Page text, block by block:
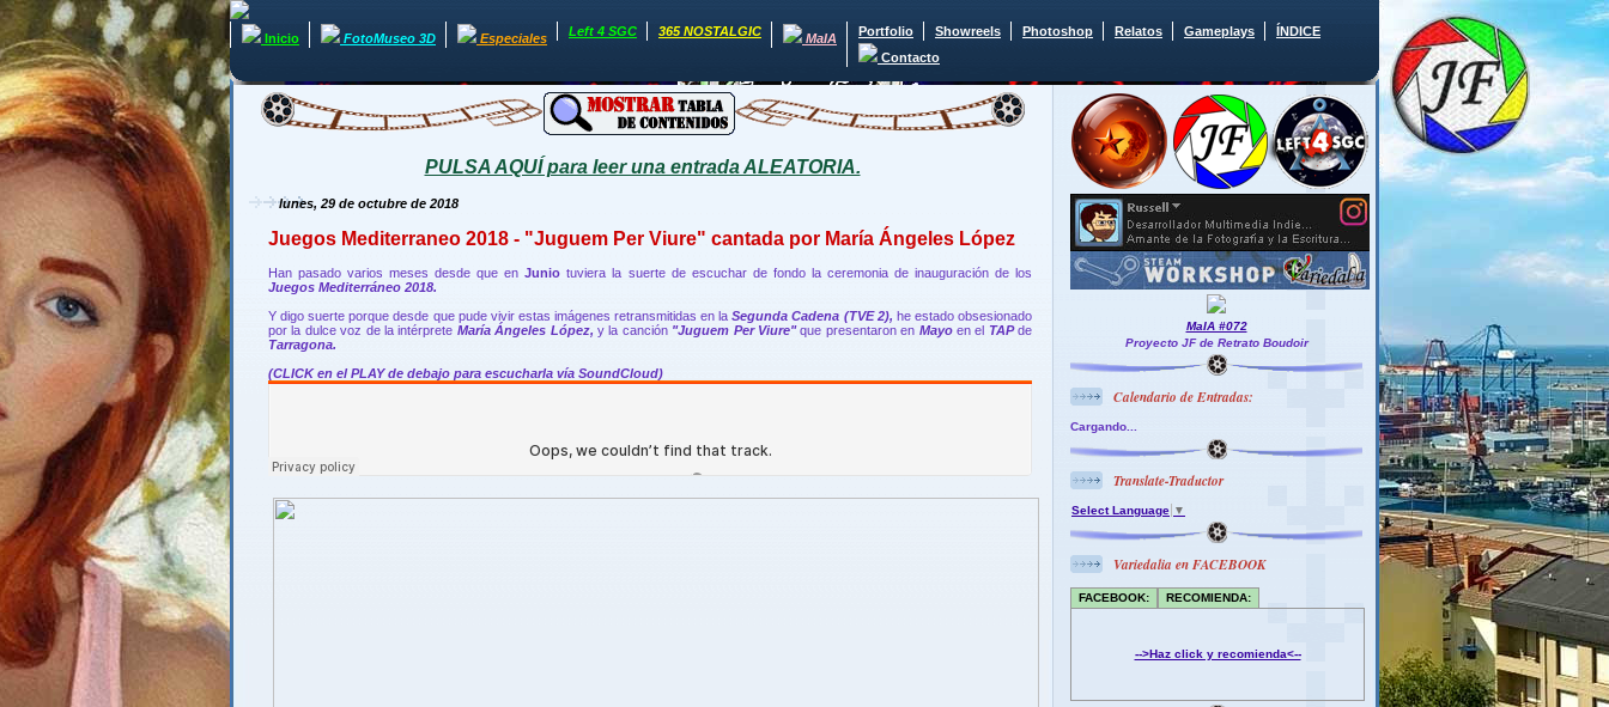
Inicio FotoMuseo 3D Especiales Left 4 SGC 365 NOSTALGIC MaIA Portfolio Showreels Photoshop Relatos Gameplays
ÍNDICE
Contacto
PULSA AQUÍ para leer una entrada ALEATORIA.
lunes, 29 de octubre de 2018
Juegos Mediterraneo 2018 - "Juguem Per Viure" cantada por María Ángeles López
Han pasado varios meses desde que enJuniotuviera la suerte de escuchar de fondo la ceremonia de inauguración de los
Juegos Mediterráneo 2018.
Y digo suerte porque desde que pude vivir estas imágenes retransmitidas en la Segunda Cadena (TVE 2), he estado obsesionado
por la dulce voz de la intérprete María Ángeles López, y la canción "Juguem Per Viure"que presentaron en Mayo en el TAPde
Tarragona.
(CLICK en el PLAY de debajo para escucharla vía SoundCloud)
MaIA #072
Proyecto JF de Retrato Boudoir
Calendario de Entradas:
Cargando...
Translate-Traductor
Select Language ▼
Variedalia en FACEBOOK
FACEBOOK: RECOMIENDA:
-->Haz click y recomienda<--